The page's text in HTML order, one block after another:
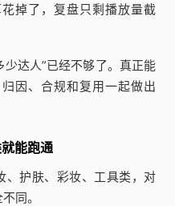
掉了，复盘只剩播放量截
达人”已经不够了。真正能
因、合规和复用一起做出
能跑通
、护肤、彩妆、工具类，对
同。